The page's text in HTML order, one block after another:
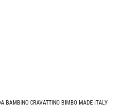
BAMBINO CRAVATTINO BIMBO MADE ITALY